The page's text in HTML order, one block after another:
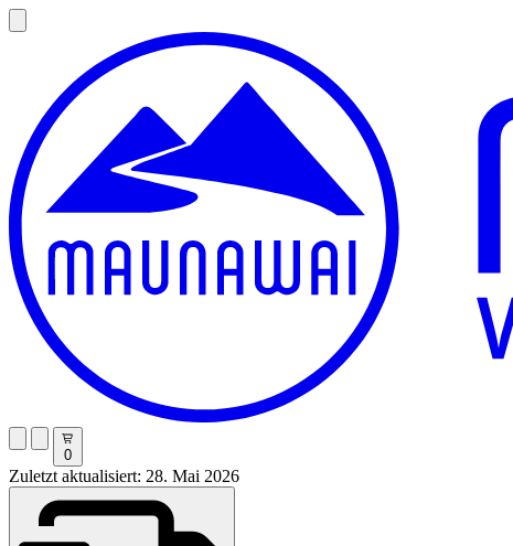
0
Zuletzt aktualisiert: 28. Mai 2026